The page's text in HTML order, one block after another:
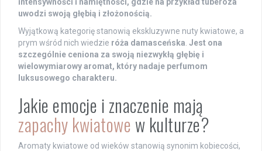
uwodzi swoją głębią i złożonością.
Wyjątkową kategorię stanowią ekskluzywne nuty kwiatowe, a
prym wśród nich wiedzie róża damasceńska Jest ona
szczególnie ceniona za swoją niezwykłą głębię i
wielowymiarowy aromat, który nadaje perfumom
luksusowego charakteru.
Jakie emocje i znaczenie mają
zapachy kwiatowe w kulturze?
Aromaty kwiatowe od wieków stanowią synonim kobiecości,